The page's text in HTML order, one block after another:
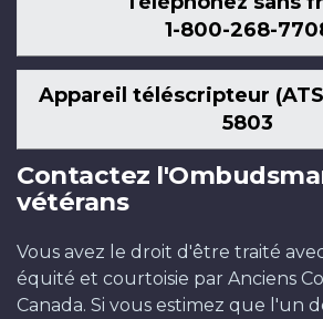
1-800-268-
Appareil téléscripteur
5803
Contactez
vétérans
Vous avez le droit d'être traité
équité et courtoisie par Anciens
Canada. Si vous estimez que l'un